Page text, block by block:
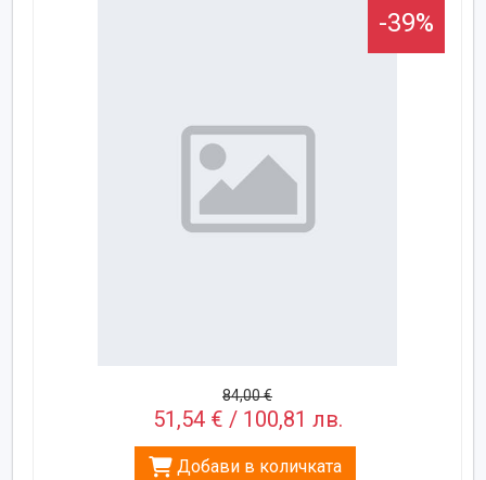
-39%
84,00 €
51,54 € / 100,81 лв.
Добави в количката